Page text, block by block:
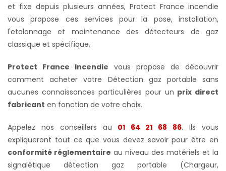
et fixe depuis plusieurs années, Protect France incendie
vous propose ces services pour la pose, installation,
l'etalonnage et maintenance des détecteurs de gaz
classique et spécifique,
Protect France Incendie vous propose de découvrir
comment acheter votre Détection gaz portable sans
aucunes connaissances particulières pour un prix direct
fabricant en fonction de votre choix.
Appelez nos conseillers au 01 64 21 68 86. Ils vous
expliqueront tout ce que vous devez savoir pour être en
conformité réglementaire au niveau des matériels et la
signalétique détection gaz portable (Chargeur,